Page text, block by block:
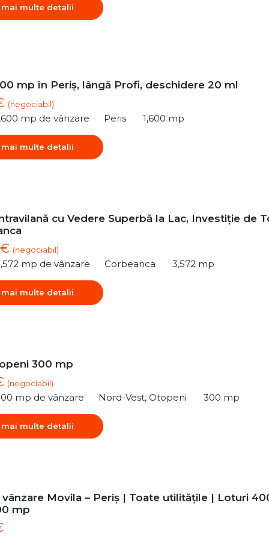
mai multe detalii
mp în Periș, lângă Profi, deschidere 20 ml
(negociabil)
mp de vânzare Peris 1,600 mp
mai multe detalii
cu Vedere Superbă la Lac, Investiție de
(negociabil)
mp de vânzare Corbeanca 3,572 mp
mai multe detalii
300 mp
(negociabil)
mp de vânzare Nord-Vest, Otopeni 300 mp
mai multe detalii
Movila – Periș | Toate utilitățile | Loturi
mp